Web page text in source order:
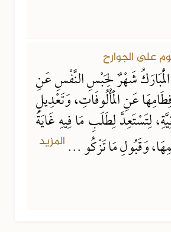
شَهْرٌ لِحَبْسِ النَّفْسِ عَنِ
عَنِ الْمَأْلُوفَاتِ، وَتَعْدِيلِ
لِتَسْتَعِدَّ لِطَلَبِ مَا فِيهِ غَايَةُ
وَقَبُولِ مَا تَزْكُو ... المزيد